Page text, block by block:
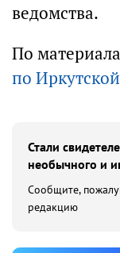
ведомства.
По
по
Стали
необычного и
Сообщите,
редакцию